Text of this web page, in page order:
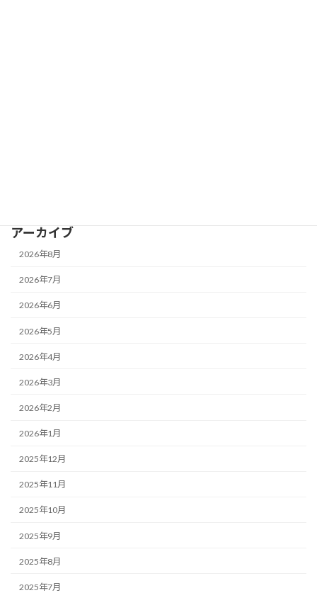
アーカイブ
2026年8月
2026年7月
2026年6月
2026年5月
2026年4月
2026年3月
2026年2月
2026年1月
2025年12月
2025年11月
2025年10月
2025年9月
2025年8月
2025年7月